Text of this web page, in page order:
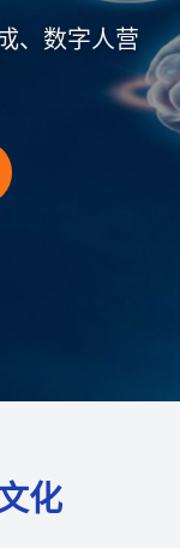
、数字人营
化